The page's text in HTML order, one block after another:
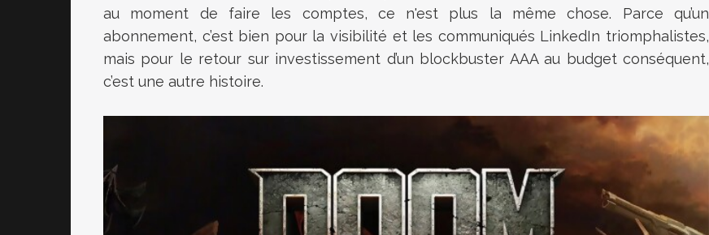
au moment de faire les comptes, ce n'est plus la même chose. Parce qu’un
abonnement, c’est bien pour la visibilité et les communiqués LinkedIn triomphalistes,
mais pour le retour sur investissement d’un blockbuster AAA au budget conséquent,
c’est une autre histoire.